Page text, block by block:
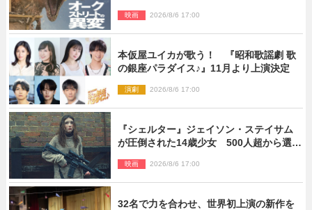
解禁
映画 2026/8/6 17:00
本仮屋ユイカが歌う！ 『昭和歌謡劇 歌
の銀座パラダイス♪』11月より上演決定
演劇 2026/8/6 17:00
『シェルター』ジェイソン・ステイサム
が圧倒された14歳少女 500人超から選出
とは
映画 2026/8/6 17:00
32名で力を合わせ、世界初上演の新作を